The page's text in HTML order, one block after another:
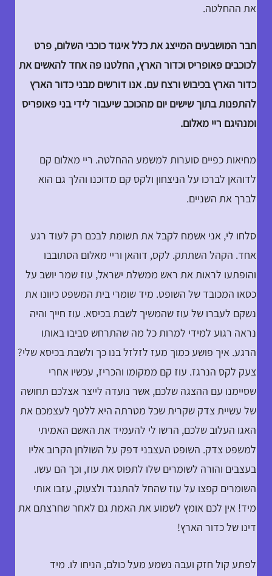
את ההחלטה.
חבר המושבעים המייצג את כלל איגוד כוכבי השלום, פרט
לכוכבים פאופריס וכדור הארץ, החלטנו פה אחד להאשים את
כדור הארץ בכיבוש ורצח עם. אנו דורשים מבני כדור הארץ
להתפנות בתוך שישים יום מהכוכב שיעבור לידי בני פאופריס
ומנהיגם ריי מאלום.
מחיאות כפיים סוערות למשמע ההחלטה. ריי מאלום קם
לדוהאן לברכו על הניצחון ולקס קם מדוכנו והלך גם הוא
לברך את השניים.
סלחו לי, אני אשמח לקבל את תשומת לבכם רק לעוד רגע
אחד. הקהל השתתק. לקס, דוהאן וריי מאלום הסתובבו
והופתעו לראות את ראש ממשלת ישראל, עוז שמר יושב על
כסאו המכובד של השופט. מיד שומרי בית המשפט כיוונו את
נשקם לעברו של עוז שהמשיך לשבת בכיסא. עוז חייך והיה
נראה רגוע למידי למרות כל מה שהתרחש סביבו באותו
הרגע. איך פושע כמוך מעז לזלזל בנו כך ולשבת בכיסא שלי?
צעק לקס הנרגז. עוז קם ממקומו והכריז, עכשיו אחרי
שסיימנו עם ההצגה שלכם, אשר נועדה לייצר אצלכם תחושה
של עשיית צדק שקרית שכל מטרתה היא ללטף לעצמכם את
האגו העלוב שלכם, הרשו לי להעמיד את האשם האמיתי
למשפט צדק. השופט העצבני דפק על השולחן הקרוב אליו
בעצבים והורה לשומרים שלו לתפוס את עוז, וכך הם עשו.
השומרים קפצו על עוז שהחל להתנגד ולצעוק, עזבו אותי
מיד! אין לכם אומץ לשמוע את האמת גם לאחר שחרצתם את
דינו של כדור הארץ!
לפתע קול חזק ועבה נשמע מעל כולם, הניחו לו. מיד